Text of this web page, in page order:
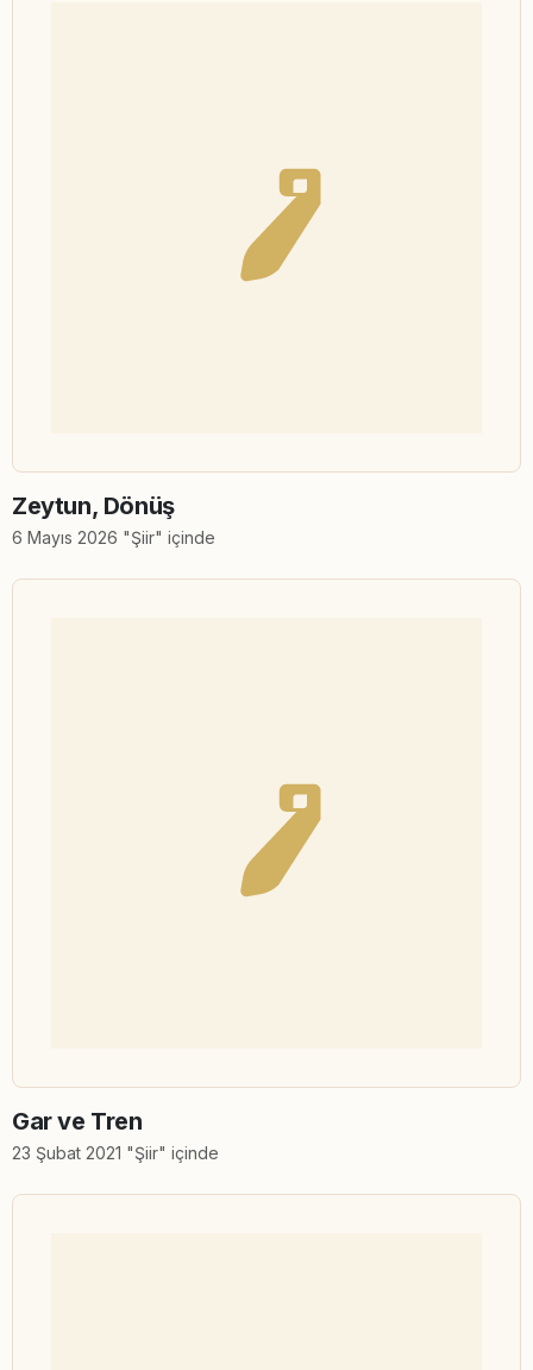
Zeytun, Dönüş
6 Mayıs 2026 "Şiir" içinde
Gar ve Tren
23 Şubat 2021 "Şiir" içinde